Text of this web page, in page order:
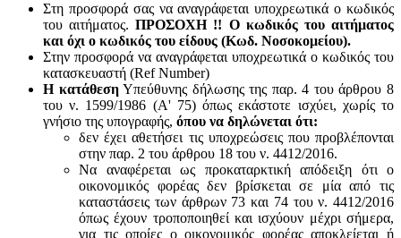
Στη προσφορά σας να αναγράφεται υποχρεωτικά ο κωδικός
του αιτήματος.ΠΡΟΣΟΧΗ !! Ο κωδικός του αιτήματος
και όχι ο κωδικός του είδους (Κωδ. Νοσοκομείου).
Στην προσφορά να αναγράφεται υποχρεωτικά ο κωδικός του
κατασκευαστή (Ref Number)
Η κατάθεσηΥπεύθυνης δήλωσης της παρ. 4 του άρθρου 8
του ν. 1599/1986 (Α' 75) όπως εκάστοτε ισχύει, χωρίς το
γνήσιο της υπογραφής, όπου να δηλώνεται ότι:
δεν έχει αθετήσει τις υποχρεώσεις που προβλέπονται
στην παρ. 2 του άρθρου 18 του ν. 4412/2016.
Να αναφέρεται ως προκαταρκτική απόδειξη ότι ο
οικονομικός φορέας δεν βρίσκεται σε μία από τις
καταστάσεις των άρθρων 73 και 74 του ν. 4412/2016
όπως έχουν τροποποιηθεί και ισχύουν μέχρι σήμερα,
για τις οποίες ο οικονομικός φορέας αποκλείεται ή